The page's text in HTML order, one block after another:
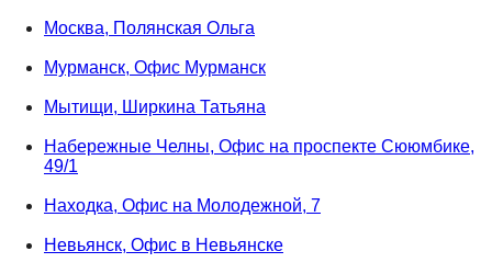
Москва, Полянская Ольга
Мурманск, Офис Мурманск
Мытищи, Ширкина Татьяна
Набережные Челны, Офис на проспекте Сююмбике,
49/1
Находка, Офис на Молодежной, 7
Невьянск, Офис в Невьянске